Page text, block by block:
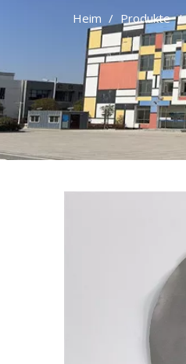
Heim / Produkte /